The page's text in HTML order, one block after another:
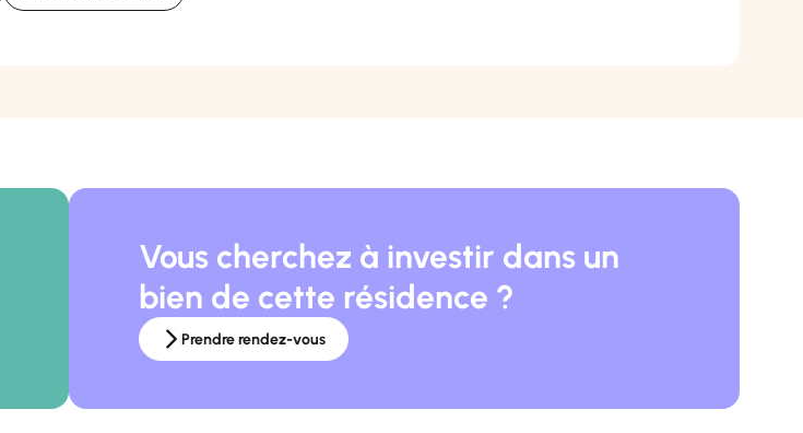
Vous cherchez à investir dans un
bien de cette résidence ?
Prendre rendez-vous